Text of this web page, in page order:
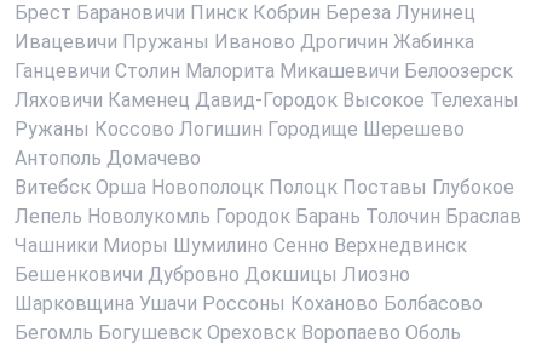
Брест Барановичи Пинск Кобрин Береза Лунинец
Ивацевичи Пружаны Иваново Дрогичин Жабинка
Ганцевичи Столин Малорита Микашевичи Белоозерск
Ляховичи Каменец Давид-Городок Высокое Телеханы
Ружаны Коссово Логишин Городище Шерешево
Антополь Домачево
Витебск Орша Новополоцк Полоцк Поставы Глубокое
Лепель Новолукомль Городок Барань Толочин Браслав
Чашники Миоры Шумилино Сенно Верхнедвинск
Бешенковичи Дубровно Докшицы Лиозно
Шарковщина Ушачи Россоны Коханово Болбасово
Бегомль Богушевск Ореховск Воропаево Оболь